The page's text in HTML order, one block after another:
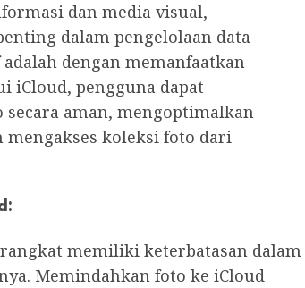
dan media visual,
dalam pengelolaan data
dengan memanfaatkan
iCloud, pengguna dapat
aman, mengoptimalkan
koleksi foto dari
memiliki keterbatasan dalam
Memindahkan foto ke iCloud